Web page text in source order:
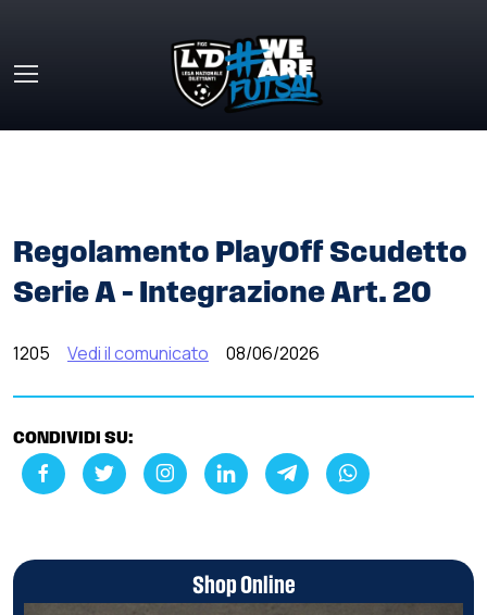
Regolamento PlayOff Scudetto
Serie A – Integrazione Art. 20
1205 Vedi il comunicato 08/06/2026
CONDIVIDI SU:
Shop Online